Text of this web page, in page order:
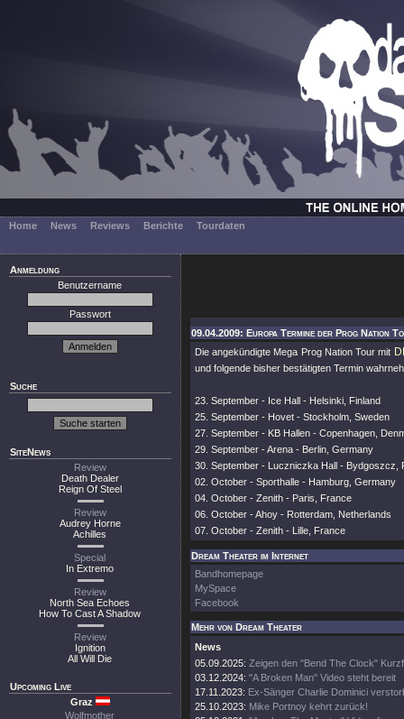
Home News Reviews Berichte Tourdaten
Anmeldung
Benutzername
Passwort
Suche
SiteNews
Review
Death Dealer
Reign Of Steel
Review
Audrey Horne
Achilles
Special
In Extremo
Review
North Sea Echoes
How To Cast A Shadow
Review
Ignition
All Will Die
Upcoming Live
Graz
Wolfmother
09.04.2009: Europa Termine der Prog Nation
Die angekündigte Mega Prog Nation Tour mit
und folgende bisher bestätigten Termin
23. September - Ice Hall - Helsinki, Finland
25. September - Hovet - Stockholm, Sweden
27. September - KB Hallen - Copenhagen,
29. September - Arena - Berlin, Germany
30. September - Luczniczka Hall - Bydgoszcz,
02. October - Sporthalle - Hamburg, Germany
04. October - Zenith - Paris, France
06. October - Ahoy - Rotterdam, Netherlands
07. October - Zenith - Lille, France
Dream Theater im Internet
Bandhomepage
MySpace
Facebook
Mehr von Dream Theater
News
05.09.2025: Zeigen den "Bend The Clock"
03.12.2024: "A Broken Man" Video steht bereit
17.11.2023: Ex-Sänger Charlie Dominici
25.10.2023: Mike Portnoy kehrt zurück!